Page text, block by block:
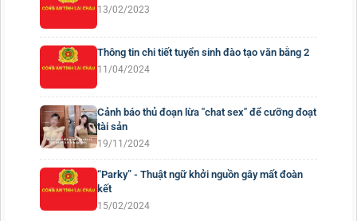
13/02/2023
Thông tin chi tiết tuyển sinh đào tạo văn bằng 2
11/04/2024
Cảnh báo thủ đoạn lừa "chat sex" để cưỡng đoạt
tài sản
19/11/2024
“Parky” - Thuật ngữ khởi nguồn gây mất đoàn
kết
15/02/2024